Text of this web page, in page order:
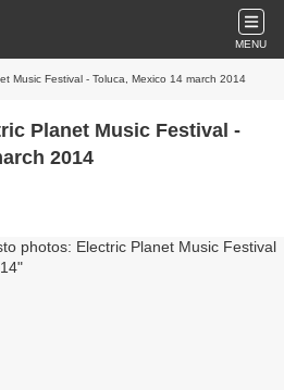
MENU
Music Festival - Toluca, Mexico 14 march 2014
Planet Music Festival -
2014